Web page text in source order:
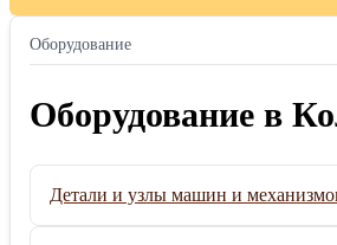
Оборудование
Оборудование в
Детали и узлы машин и